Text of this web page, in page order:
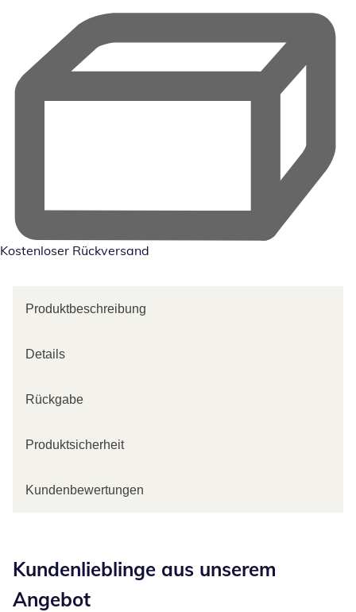
Kostenloser Rückversand
Produktbeschreibung
Details
Rückgabe
Produktsicherheit
Kundenbewertungen
Kundenlieblinge aus unserem
Angebot